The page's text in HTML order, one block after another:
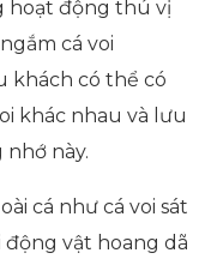
hoạt động thú vị
cá voi
khách có thể có
khác nhau và lưu
này.
cá như cá voi sát
vật hoang dã